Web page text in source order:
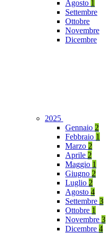
Agosto 1
Settembre
Ottobre
Novembre
Dicembre
2025
Gennaio 2
Febbraio 1
Marzo 2
Aprile 2
Maggio 1
Giugno 2
Luglio 2
Agosto 4
Settembre 3
Ottobre 1
Novembre 3
Dicembre 4